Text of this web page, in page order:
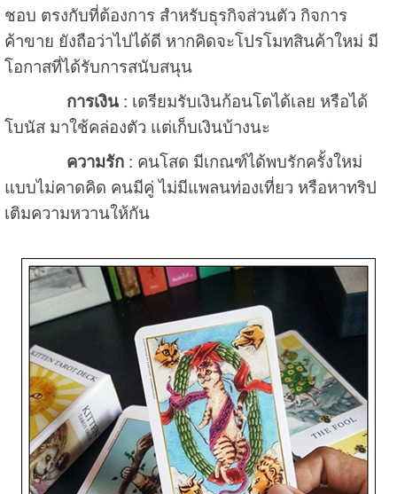
ชอบ ตรงกับที่ต้องการ สำหรับธุรกิจส่วนตัว กิจการ
ค้าขาย ยังถือว่าไปได้ดี หากคิดจะโปรโมทสินค้าใหม่ มี
โอกาสที่ได้รับการสนับสนุน
การเงิน: เตรียมรับเงินก้อนโตได้เลย หรือได้
โบนัส มาใช้คล่องตัว แต่เก็บเงินบ้างนะ
ความรัก: คนโสด มีเกณฑ์ได้พบรักครั้งใหม่
แบบไม่คาดคิด คนมีคู่ ไม่มีแพลนท่องเที่ยว หรือหาทริป
เติมความหวานให้กัน